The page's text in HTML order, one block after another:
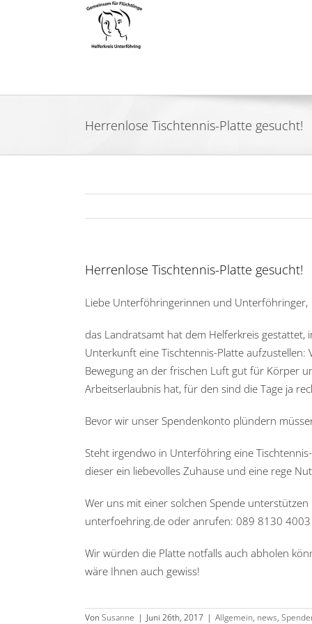
Herrenlose Tischtennis-Platte gesucht!
Herrenlose Tischtennis-Platte gesucht!
Liebe Unterföhringerinnen und Unterföhringer,
das Landratsamt hat dem Helferkreis
Unterkunft eine Tischtennis-Platte
Bewegung an der frischen Luft gut für Körper
Arbeitserlaubnis hat, für den sind die Tage ja
Bevor wir unser Spendenkonto plündern
Steht irgendwo in Unterföhring eine
dieser ein liebevolles Zuhause und eine rege
Wer uns mit einer solchen Spende
unterfoehring.de oder anrufen: 089 8130 4003
Wir würden die Platte notfalls auch abholen
wäre Ihnen auch gewiss!
Von Susanne | Juni 26th, 2017 | Allgemein, news,